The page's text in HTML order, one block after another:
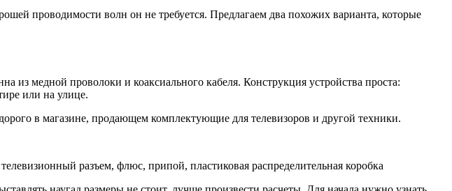
проводимости волн он не требуется. Предлагаем два похожих варианта, которые
из медной проволоки и коаксиального кабеля. Конструкция устройства проста:
или на улице.
в магазине, продающем комплектующие для телевизоров и другой техники.
разъем, флюс, припой, пластиковая распределительная коробка